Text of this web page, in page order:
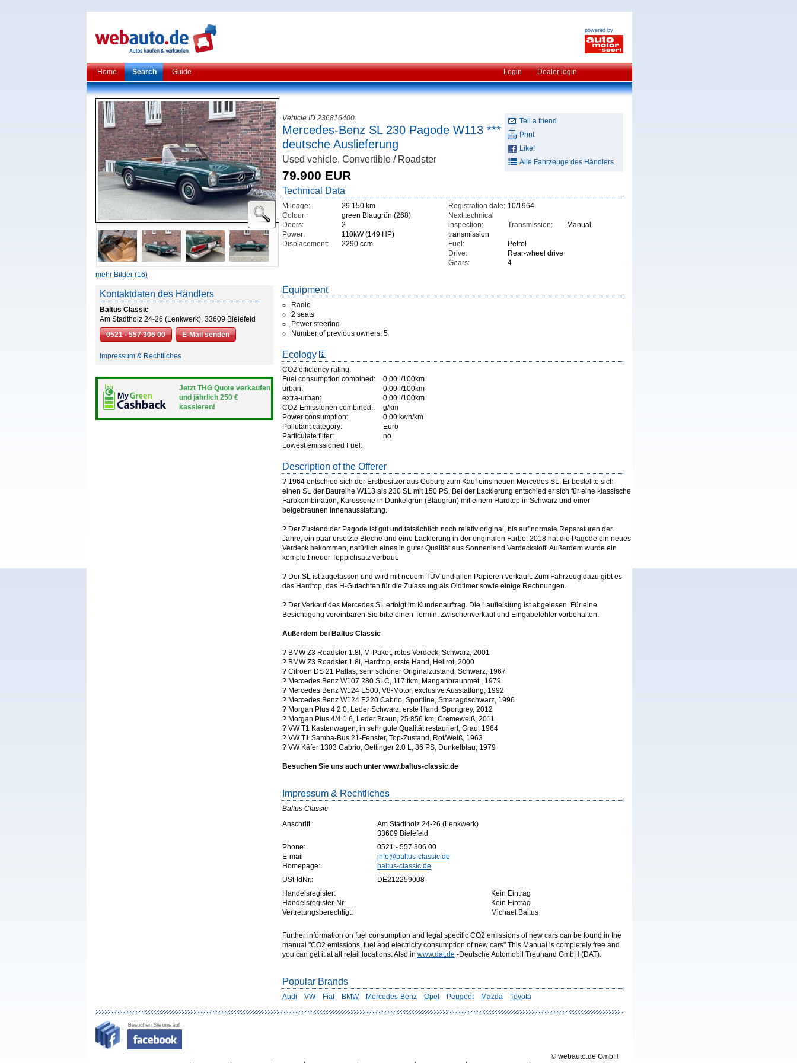
powered by
Home Search Guide Login Dealer login
mehr Bilder (16)
Kontaktdaten des Händlers
Baltus Classic
Am Stadtholz 24-26 (Lenkwerk), 33609 Bielefeld
0521 - 557 306 00
E-Mail senden
Impressum & Rechtliches
Jetzt THG Quote verkaufen
und jährlich 250 €
kassieren!
Tell a friend
Print
Like!
Alle Fahrzeuge des Händlers
Vehicle ID 236816400
Mercedes-Benz SL 230 Pagode W113 ***
deutsche Auslieferung
Used vehicle, Convertible / Roadster
79.900 EUR
Technical Data
Mileage:
29.150 km
Colour:
green Blaugrün (268)
Doors:
2
Power:
110kW (149 HP)
Displacement:
2290 ccm
Registration date: 10/1964
Next technical
inspection:
Transmission:
Manual
transmission
Fuel:
Petrol
Drive:
Rear-wheel drive
Gears:
4
Equipment
Radio
2 seats
Power steering
Number of previous owners: 5
Ecology
CO2 efficiency rating:
Fuel consumption combined:
0,00 l/100km
urban:
0,00 l/100km
extra-urban:
0,00 l/100km
CO2-Emissionen combined:
g/km
Power consumption:
0,00 kwh/km
Pollutant category:
Euro
Particulate filter:
no
Lowest emissioned Fuel:
Description of the Offerer
? 1964 entschied sich der Erstbesitzer aus Coburg zum Kauf eins neuen Mercedes SL. Er bestellte sich
einen SL der Baureihe W113 als 230 SL mit 150 PS. Bei der Lackierung entschied er sich für eine klassische
Farbkombination, Karosserie in Dunkelgrün (Blaugrün) mit einem Hardtop in Schwarz und einer
beigebraunen Innenausstattung.
? Der Zustand der Pagode ist gut und tatsächlich noch relativ original, bis auf normale Reparaturen der
Jahre, ein paar ersetzte Bleche und eine Lackierung in der originalen Farbe. 2018 hat die Pagode ein neues
Verdeck bekommen, natürlich eines in guter Qualität aus Sonnenland Verdeckstoff. Außerdem wurde ein
komplett neuer Teppichsatz verbaut.
? Der SL ist zugelassen und wird mit neuem TÜV und allen Papieren verkauft. Zum Fahrzeug dazu gibt es
das Hardtop, das H-Gutachten für die Zulassung als Oldtimer sowie einige Rechnungen.
? Der Verkauf des Mercedes SL erfolgt im Kundenauftrag. Die Laufleistung ist abgelesen. Für eine
Besichtigung vereinbaren Sie bitte einen Termin. Zwischenverkauf und Eingabefehler vorbehalten.
Außerdem bei Baltus Classic
? BMW Z3 Roadster 1.8l, M-Paket, rotes Verdeck, Schwarz, 2001
? BMW Z3 Roadster 1.8l, Hardtop, erste Hand, Hellrot, 2000
? Citroen DS 21 Pallas, sehr schöner Originalzustand, Schwarz, 1967
? Mercedes Benz W107 280 SLC, 117 tkm, Manganbraunmet., 1979
? Mercedes Benz W124 E500, V8-Motor, exclusive Ausstattung, 1992
? Mercedes Benz W124 E220 Cabrio, Sportline, Smaragdschwarz, 1996
? Morgan Plus 4 2.0, Leder Schwarz, erste Hand, Sportgrey, 2012
? Morgan Plus 4/4 1.6, Leder Braun, 25.856 km, Cremeweiß, 2011
? VW T1 Kastenwagen, in sehr gute Qualität restauriert, Grau, 1964
? VW T1 Samba-Bus 21-Fenster, Top-Zustand, Rot/Weiß, 1963
? VW Käfer 1303 Cabrio, Oettinger 2.0 L, 86 PS, Dunkelblau, 1979
Besuchen Sie uns auch unter www.baltus-classic.de
Impressum & Rechtliches
Baltus Classic
Anschrift:
Am Stadtholz 24-26 (Lenkwerk)
33609 Bielefeld
Phone:
0521 - 557 306 00
E-mail
info@baltus-classic.de
Homepage:
baltus-classic.de
USt-IdNr.:
DE212259008
Handelsregister:
Kein Eintrag
Handelsregister-Nr:
Kein Eintrag
Vertretungsberechtigt:
Michael Baltus
Further information on fuel consumption and legal specific CO2 emissions of new cars can be found in the
manual "CO2 emissions, fuel and electricity consumption of new cars" This Manual is completely free and
you can get it at all retail locations. Also in www.dat.de -Deutsche Automobil Treuhand GmbH (DAT).
Popular Brands
Audi VW Fiat BMW Mercedes-Benz Opel Peugeot Mazda Toyota
© webauto.de GmbH